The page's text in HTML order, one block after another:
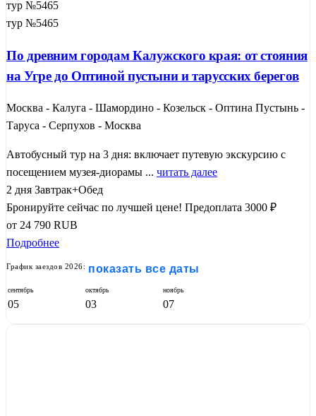
тур №5465
тур №5465
По древним городам Калужского края: от стояния
на Угре до Оптиной пустыни и тарусских берегов
Москва - Калуга - Шамордино - Козельск - Оптина Пустынь -
Таруса - Серпухов - Москва
Автобусный тур на 3 дня: включает путевую экскурсию с
посещением музея-диорамы ... читать далее
2 дня Завтрак+Обед
Бронируйте сейчас по лучшей цене! Предоплата 3000 ₽
от 24 790 RUB
Подробнее
График заездов 2026: показать все даты
сентябрь
05
октябрь
03
ноябрь
07